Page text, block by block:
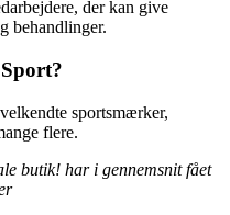
der kan give
behandlinger.
sportsmærker,
flere.
butik! har i gennemsnit fået